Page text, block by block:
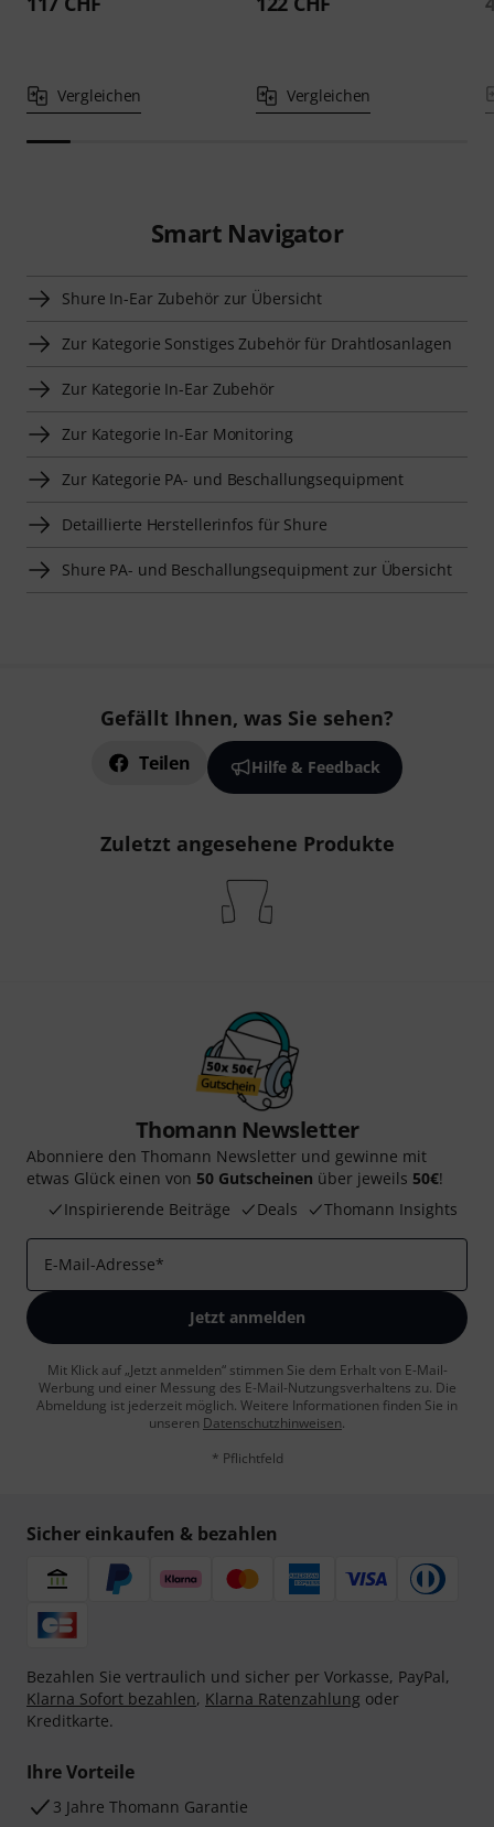
Vergleichen Vergleichen
Smart Navigator
Shure In-Ear Zubehör zur Übersicht
Zur Kategorie Sonstiges Zubehör für Drahtlosanlagen
Zur Kategorie In-Ear Zubehör
Zur Kategorie In-Ear Monitoring
Zur Kategorie PA- und Beschallungsequipment
Detaillierte Herstellerinfos für Shure
Shure PA- und Beschallungsequipment zur Übersicht
Gefällt Ihnen, was Sie sehen?
Teilen Hilfe & Feedback
Zuletzt angesehene Produkte
Thomann Newsletter
Abonniere den Thomann Newsletter und gewinne mit
etwas Glück einen von 50 Gutscheinen über jeweils 50€!
Inspirierende Beiträge
Deals Thomann Insights
E-Mail-Adresse*
Jetzt anmelden
Mit Klick auf „Jetzt anmelden“ stimmen Sie dem Erhalt von E-Mail-
Werbung und einer Messung des E-Mail-Nutzungsverhaltens zu. Die
Abmeldung ist jederzeit möglich. Weitere Informationen finden Sie in
unseren Datenschutzhinweisen.
* Pflichtfeld
Sicher einkaufen & bezahlen
Bezahlen Sie vertraulich und sicher per Vorkasse, PayPal,
Klarna Sofort bezahlen, Klarna Ratenzahlung oder
Kreditkarte.
Ihre Vorteile
3 Jahre Thomann Garantie